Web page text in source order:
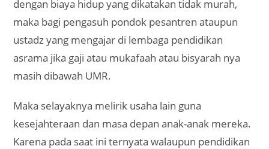
dengan biaya hidup yang dikatakan tidak murah,
maka bagi pengasuh pondok pesantren ataupun
ustadz yang mengajar di lembaga pendidikan
asrama jika gaji atau mukafaah atau bisyarah nya
masih dibawah UMR.
Maka selayaknya melirik usaha lain guna
kesejahteraan dan masa depan anak-anak mereka.
Karena pada saat ini ternyata walaupun pendidikan